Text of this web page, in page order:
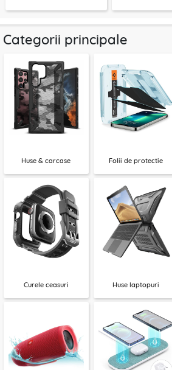
Categorii principale
Huse & carcase Folii de protectie
Curele ceasuri Huse laptopuri